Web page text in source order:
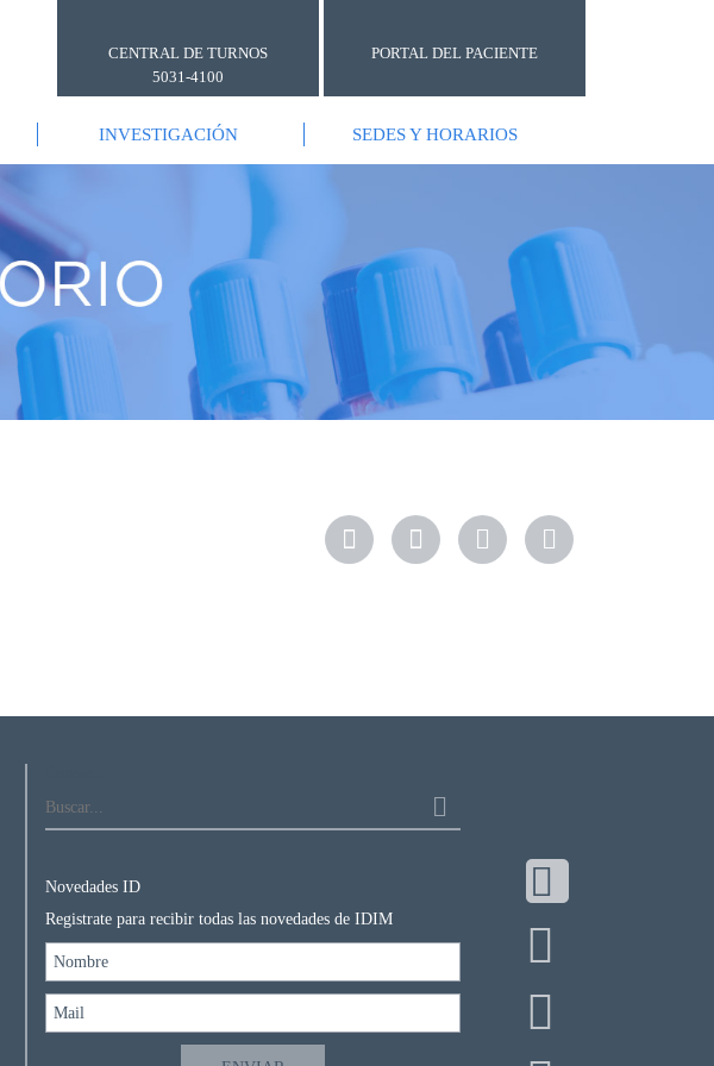
CENTRAL DE TURNOS
5031-4100
PORTAL DEL PACIENTE
INVESTIGACIÓN SEDES Y HORARIOS
Novedades ID
Registrate para recibir todas las novedades de IDIM